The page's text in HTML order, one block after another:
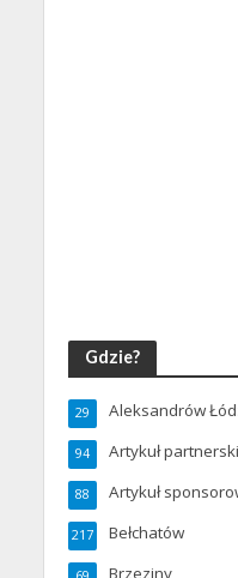
Gdzie?
Aleksandrów
29
Artykuł partnerski
94
Artykuł
88
Bełchatów
217